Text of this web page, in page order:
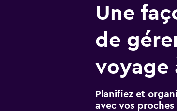
Une
de
voyage
Planifiez et
avec vos